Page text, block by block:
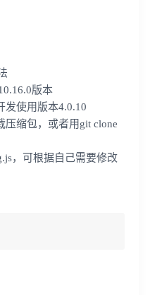
版本
发使用版本4.0.10
压缩包，或者用git clone
，可根据自己需要修改